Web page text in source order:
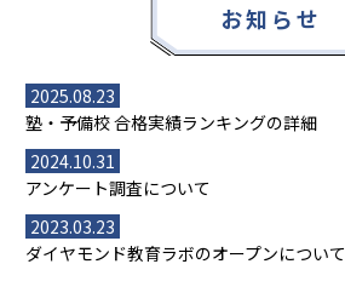
お知らせ
2025.08.23
塾・予備校 合格実績ランキングの詳細
2024.10.31
アンケート調査について
2023.03.23
ダイヤモンド教育ラボのオープンについて